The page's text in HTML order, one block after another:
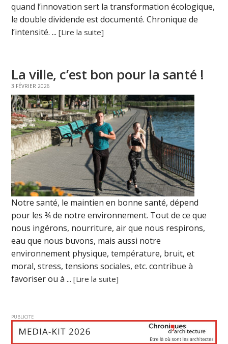
quand l’innovation sert la transformation écologique,
le double dividende est documenté. Chronique de
l’intensité. ...[Lire la suite]
La ville, c’est bon pour la santé !
3 FÉVRIER 2026
Notre santé, le maintien en bonne santé, dépend
pour les ¾ de notre environnement. Tout de ce que
nous ingérons, nourriture, air que nous respirons,
eau que nous buvons, mais aussi notre
environnement physique, température, bruit, et
moral, stress, tensions sociales, etc. contribue à
favoriser ou à ...[Lire la suite]
PUBLICITE